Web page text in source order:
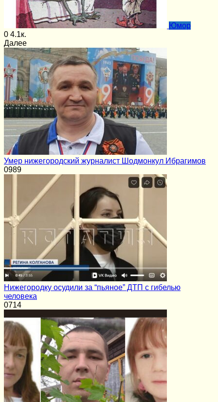
Юмор
0 4.1к.
Далее
Умер нижегородский журналист Шодмонкул Ибрагимов
0989
Нижегородку осудили за “пьяное” ДТП с гибелью
человека
0714